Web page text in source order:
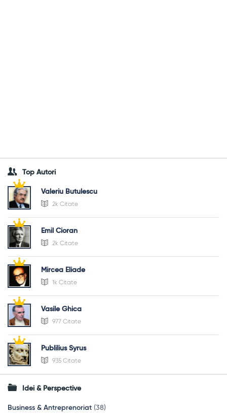
Top Autori
Valeriu Butulescu
2k Citate
Emil Cioran
2k Citate
Mircea Eliade
1k Citate
Vasile Ghica
977 Citate
Publilius Syrus
935 Citate
Idei & Perspective
Business & Antreprenoriat (38)